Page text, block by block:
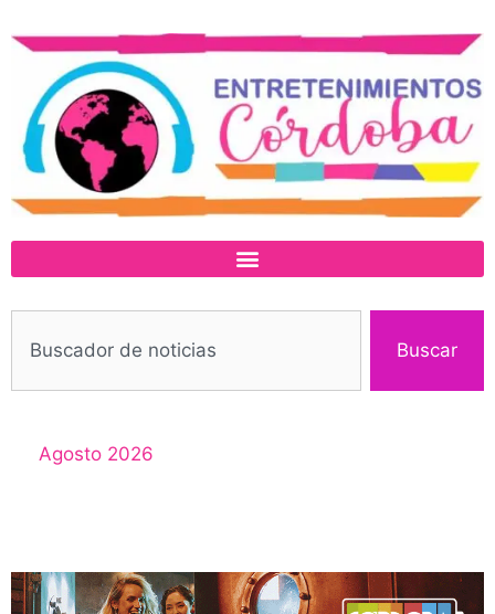
Buscar
Agosto 2026